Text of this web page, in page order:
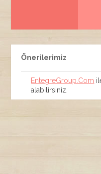
Önerilerimiz
EntegreGroup.Com
alabilirsiniz.